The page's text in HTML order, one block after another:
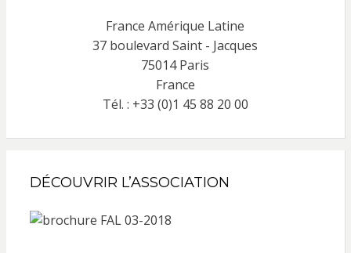
France Amérique Latine
37 boulevard Saint - Jacques
75014 Paris
France
Tél. : +33 (0)1 45 88 20 00
DÉCOUVRIR L’ASSOCIATION